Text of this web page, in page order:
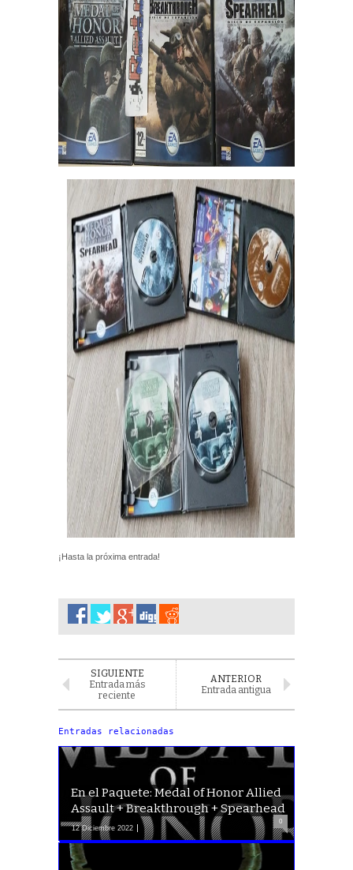
¡Hasta la próxima entrada!
SIGUIENTE
Entrada más
reciente
ANTERIOR
Entrada antigua
Entradas relacionadas
En el Paquete: Medal of Honor Allied
Assault + Breakthrough + Spearhead
12 Diciembre 2022
0